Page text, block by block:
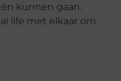
kunnen gaan.
life met elkaar om